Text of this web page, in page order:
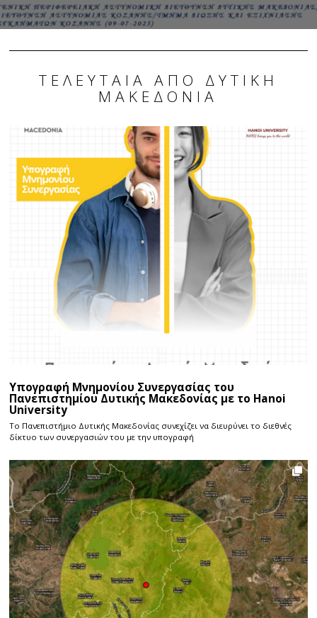
ΤΕΛΕΥΤΑΊΑ ΑΠΌ ΔΥΤΙΚΉ
ΜΑΚΕΔΟΝΊΑ
Υπογραφή Μνημονίου Συνεργασίας του
Πανεπιστημίου Δυτικής Μακεδονίας με το Hanoi
University
Το Πανεπιστήμιο Δυτικής Μακεδονίας συνεχίζει να διευρύνει το διεθνές
δίκτυο των συνεργασιών του με την υπογραφή